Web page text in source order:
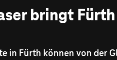
bringt
in Fürth können von der